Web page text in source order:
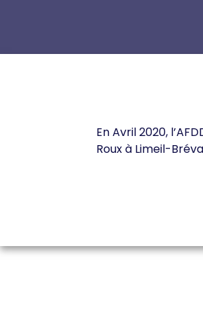
En Avril 2020,
Roux à Limeil-